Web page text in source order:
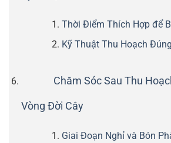
Thời Điểm Thích Hợp để
Kỹ Thuật Thu Hoạch
Chăm Sóc Sau Thu
Vòng Đời Cây
Giai Đoạn Nghỉ và Bón